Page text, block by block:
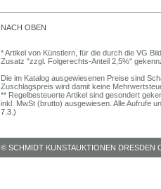
NACH OBEN
* Artikel von Künstlern, für die durch die VG
Zusatz "zzgl. Folgerechts-Anteil 2,5%"
Die im Katalog ausgewiesenen Preise sind
Zuschlagspreis wird damit keine
** Regelbesteuerte Artikel sind gesondert
inkl. MwSt (brutto) ausgewiesen. Alle Aufrufe
7.3.)
© SCHMIDT KUNSTAUKTIONEN DRESDEN